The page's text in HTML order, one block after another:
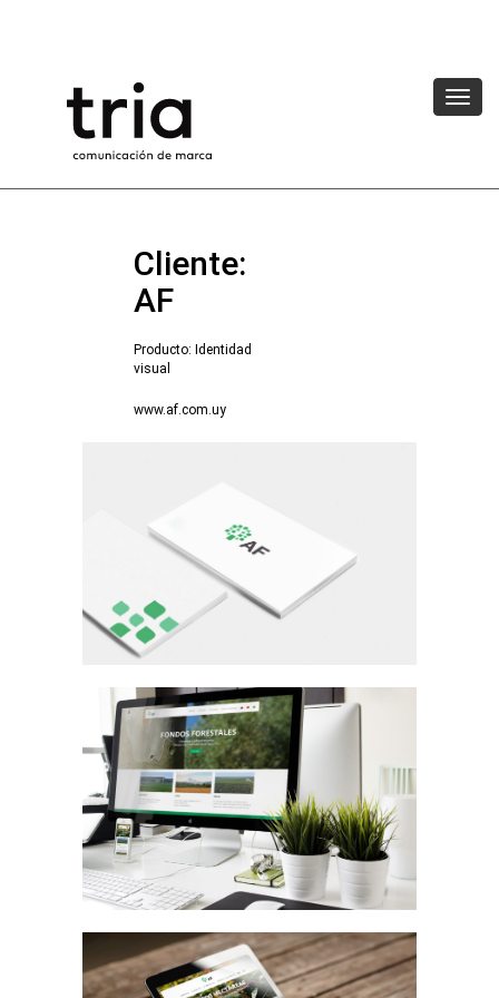
Cliente:
AF
Producto: Identidad
visual
www.af.com.uy